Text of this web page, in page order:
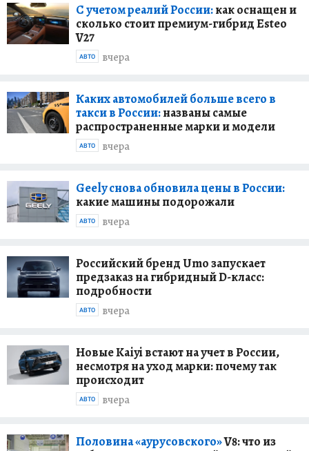
С учетом реалий России:как оснащен и
сколько стоит премиум-гибрид Esteo
V27
вчера
АВТО
Каких автомобилей больше всего в
такси в России:названы самые
распространенные марки и модели
вчера
АВТО
Geely снова обновила цены в России:
какие машины подорожали
вчера
АВТО
Российский бренд Umo запускает
предзаказ на гибридный D-класс:
подробности
вчера
АВТО
Новые Kaiyi встают на учет в России,
несмотря на уход марки: почему так
происходит
вчера
АВТО
Половина «аурусовского»V8: что из